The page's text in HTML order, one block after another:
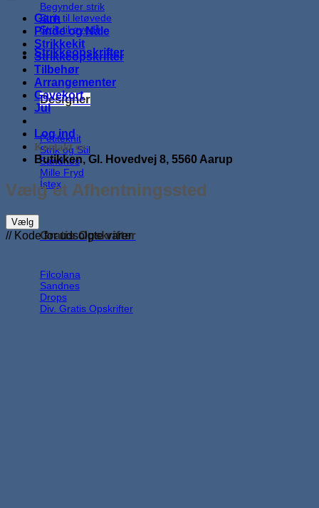
Begynder strik
Strik til letøvede
Strik til øvede
Strikkeopskrifter
Designer
Petiteknit
Strik og Stil
Sandnes
Mille Fryd
Ístex
Gratis Opskrifter
Filcolana
Sandnes
Drops
Div. Gratis Opskrifter
Garn
Pinde og Nåle
Strikkekit
Strikkeopskrifter
Tilbehør
Arrangementer
Gavekort
Jul
Log ind
Kontakt os
Butikken, Gl. Hovedvej 8, 5560 Aarup
Vælg et Afhentningssted
Vælg
// Kode for udsolgte varer